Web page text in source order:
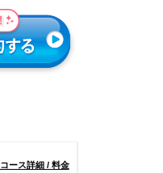
コース詳細 / 料金